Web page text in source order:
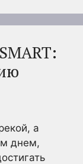
а
днем,